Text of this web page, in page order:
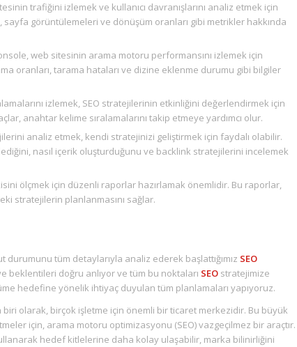
trafiğini izlemek ve kullanıcı davranışlarını analiz etmek için
sayfa görüntülemeleri ve dönüşüm oranları gibi metrikler hakkında
web sitesinin arama motoru performansını izlemek için
oranları, tarama hataları ve dizine eklenme durumu gibi bilgiler
izlemek, SEO stratejilerinin etkinliğini değerlendirmek için
anahtar kelime sıralamalarını takip etmeye yardımcı olur.
analiz etmek, kendi stratejinizi geliştirmek için faydalı olabilir.
nasıl içerik oluşturduğunu ve backlink stratejilerini incelemek
ölçmek için düzenli raporlar hazırlamak önemlidir. Bu raporlar,
stratejilerin planlanmasını sağlar.
tüm detaylarıyla analiz ederek başlattığımız SEO
doğru anlıyor ve tüm bu noktaları SEO stratejimize
hedefine yönelik ihtiyaç duyulan tüm planlamaları yapıyoruz.
olarak, birçok işletme için önemli bir ticaret merkezidir. Bu büyük
için, arama motoru optimizasyonu (SEO) vazgeçilmez bir araçtır.
hedef kitlelerine daha kolay ulaşabilir, marka bilinirliğini